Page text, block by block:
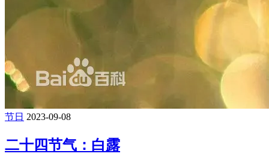
节日 2023-09-08
二十四节气：白露